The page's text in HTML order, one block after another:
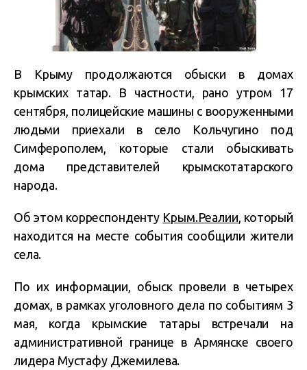
В Крыму продолжаются обыски в домах
крымских татар. В частности, рано утром 17
сентября, полицейские машины с вооруженными
людьми приехали в село Кольчугино под
Симферополем, которые стали обыскивать
дома представителей крымскотатарского
народа.
Об этом корреспонденту Крым.Реалии , который
находится на месте события сообщили жители
села.
По их информации, обыск провели в четырех
домах, в рамках уголовного дела по событиям 3
мая, когда крымские татары встречали на
административной границе в Армянске своего
лидера Мустафу Джемилева.